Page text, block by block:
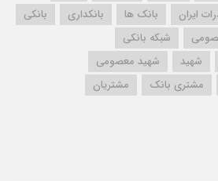
ایران بانک ها بانکداری
بانکی
شبکه بانکی
شهید
شهید معصومی
مشتری بانک
مشتریان